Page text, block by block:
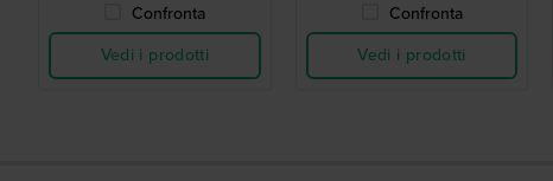
Confronta
Vedi i prodotti
Confronta
Vedi i prodotti